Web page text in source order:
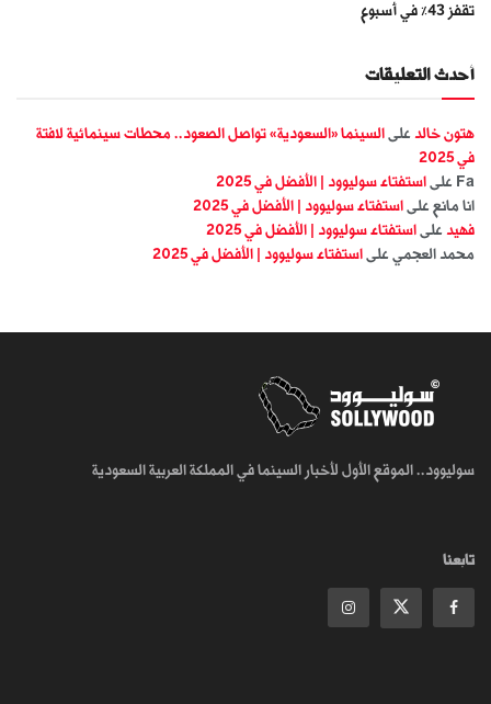
تقفز 43% في أسبوع
أحدث التعليقات
هتون خالد على السينما «السعودية» تواصل الصعود.. محطات سينمائية لافتة
في 2025
Fa على استفتاء سوليوود | الأفضل في 2025
انا مانع على استفتاء سوليوود | الأفضل في 2025
فهيد على استفتاء سوليوود | الأفضل في 2025
محمد العجمي على استفتاء سوليوود | الأفضل في 2025
سوليوود.. الموقع الأول لأخبار السينما في المملكة العربية السعودية
تابعنا